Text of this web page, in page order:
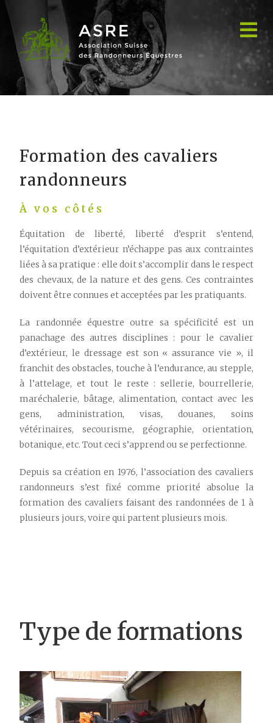
Formation des cavaliers
randonneurs
À vos côtés
Équitation de liberté, liberté d’esprit s’entend,
l’équitation d’extérieur n’échappe pas aux contraintes
liées à sa pratique : elle doit s’accomplir dans le respect
des chevaux, de la nature et des gens. Ces contraintes
doivent être connues et acceptées par les pratiquants.
La randonnée équestre outre sa spécificité est un
panachage des autres disciplines : pour le cavalier
d’extérieur, le dressage est son « assurance vie », il
franchit des obstacles, touche à l’endurance, au stepple,
à l’attelage, et tout le reste : sellerie, bourrellerie,
maréchalerie, bâtage, alimentation, contact avec les
gens, administration, visas, douanes, soins
vétérinaires, secourisme, géographie, orientation,
botanique, etc.Tout ceci s’apprend ou se perfectionne.
Depuis sa création en 1976, l’association des cavaliers
randonneurs s’est fixé comme priorité absolue la
formation des cavaliers faisant des randonnées de 1 à
plusieurs jours, voire qui partent plusieurs mois.
Type de formations